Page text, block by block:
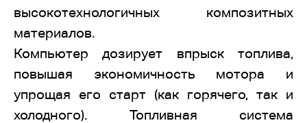
высокотехнологичных композитных
материалов.
Компьютер дозирует впрыск топлива,
повышая экономичность мотора и
упрощая его старт (как горячего, так и
холодного). Топливная система